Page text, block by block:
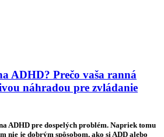
ADHD? Prečo vaša ranná
náhradou pre zvládanie
ADHD pre dospelých problém. Napriek tomu
nie je dobrým spôsobom, ako si ADD alebo